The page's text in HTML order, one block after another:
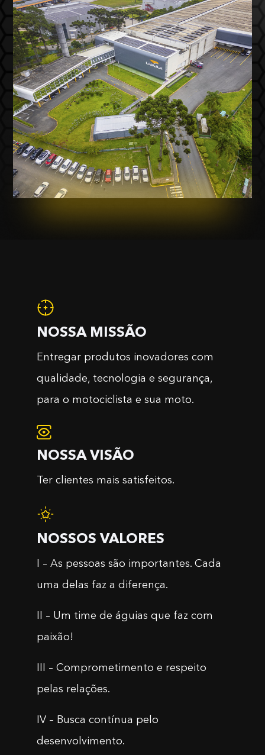
NOSSA MISSÃO
Entregar produtos inovadores com
qualidade, tecnologia e segurança,
para o motociclista e sua moto.
NOSSA VISÃO
Ter clientes mais satisfeitos.
NOSSOS VALORES
I – As pessoas são importantes. Cada
uma delas faz a diferença.
II – Um time de águias que faz com
paixão!
III – Comprometimento e respeito
pelas relações.
IV – Busca contínua pelo
desenvolvimento.